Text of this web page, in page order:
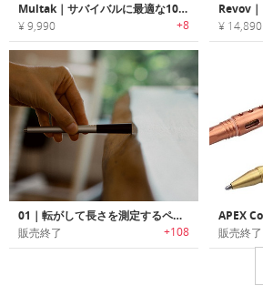
Multak｜サバイバルに最適な10-in-1の多機能EDCツールペン「マルタク」
¥ 9,990 +8 ¥ 14,890
01｜転がして長さを測定するペンデザインメジャー「ゼロワン」
販売終了 +108 販売終了